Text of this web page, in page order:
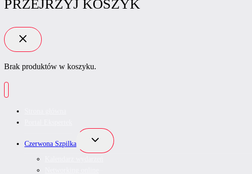
PRZEJRZYJ KOSZYK
Brak produktów w koszyku.
Czerwona Szpilka
Przełącz
podrzędne